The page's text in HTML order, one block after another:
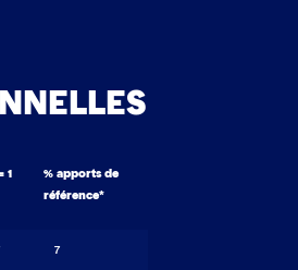
1
% apports de
référence*
7